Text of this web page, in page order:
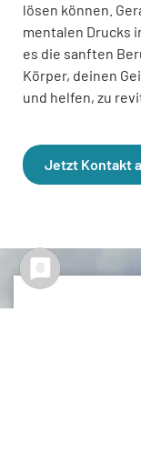
lösen können.
mentalen Drucks
es die sanften
Körper, deinen
und helfen, zu
Jetzt Kontakt